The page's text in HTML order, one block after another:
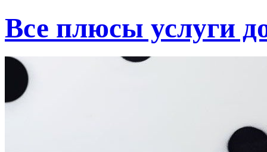
Все плюсы услуги